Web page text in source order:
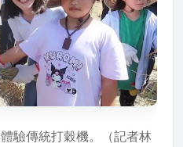
驗傳統打穀機。（記者林